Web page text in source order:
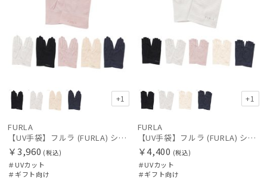
+1
FURLA
【UV手袋】フルラ (FURLA) ショート ＵＶ手袋 ロゴ刺繍 5本指
￥3,960 (税込)
＃UVカット
＃ギフト向け
+1
FURLA
【UV手袋】フルラ (FURLA) ショート ＵＶ手袋 ロゴ刺繍 指切り
￥4,400 (税込)
＃UVカット
＃ギフト向け